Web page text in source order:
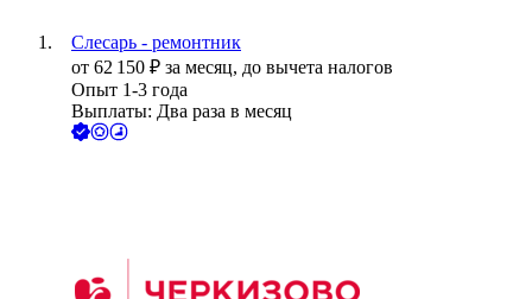
Слесарь - ремонтник
от 62 150 ₽ за месяц, до вычета налогов
Опыт 1-3 года
Выплаты: Два раза в месяц